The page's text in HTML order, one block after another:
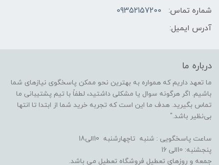
شماره تماس:
09352157200
آدرس ایمیل:
درباره ما
ما تعهد داریم که همواره به بهترین نحو ممکن پاسخگوی نیازهای شما
باشیم. اگر هرگونه سوال یا مشکلی داشتید، لطفاً با تیم پشتیبانی ما
تماس بگیرید. هدف ما این است که تجربه خرید شما از ابتدا تا انتها
بی‌نظیر باشد."
ساعت پاسخگویی : شنبه تاچهارشنبه 10الی18
پنجشنبه: 10الی 16
جمعه و روزهای تعطیل فروشگاه تعطیل می باشد.